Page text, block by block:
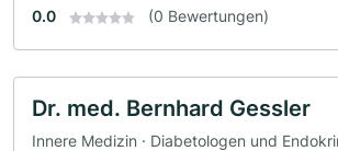
0.0 (0 Bewertungen)
Dr. med. Bernhard Gessler
Innere Medizin · Diabetologen und